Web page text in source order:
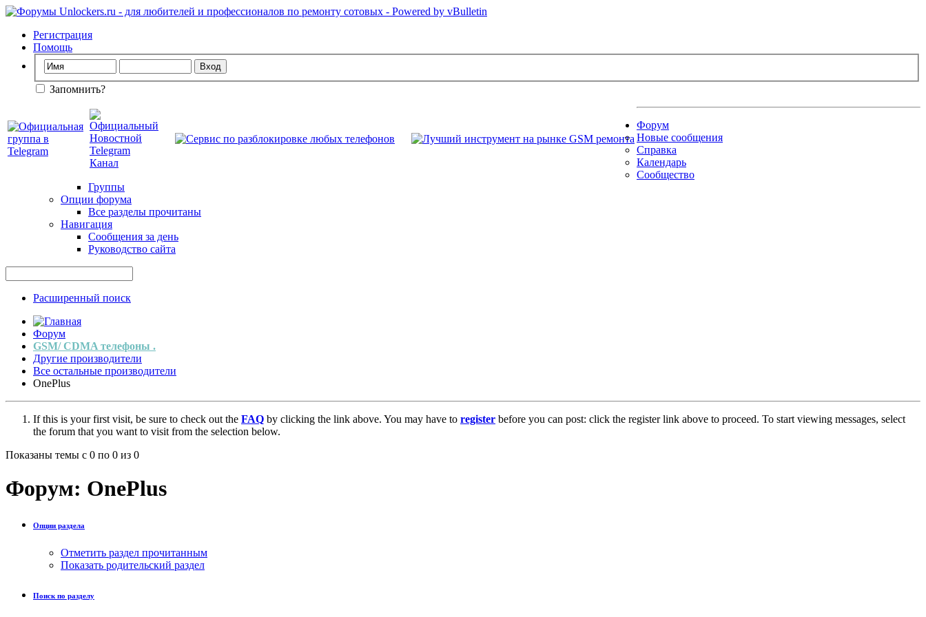
Регистрация
Помощь
Запомнить?
Форум
Новые сообщения
Справка
Календарь
Сообщество
Группы
Опции форума
Все разделы прочитаны
Навигация
Сообщения за день
Руководство сайта
Расширенный поиск
Форум
GSM/ CDMA телефоны .
Другие производители
Все остальные производители
OnePlus
If this is your first visit, be sure to check out the FAQ by clicking the link above. You may have to register before you can post: click the register link above to proceed. To start viewing messages, select
the forum that you want to visit from the selection below.
Показаны темы с 0 по 0 из 0
Форум: OnePlus
Опции раздела
Отметить раздел прочитанным
Показать родительский раздел
Поиск по разделу